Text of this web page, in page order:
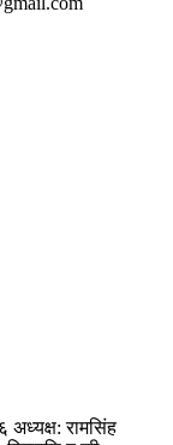
अध्यक्ष: रामसिंह